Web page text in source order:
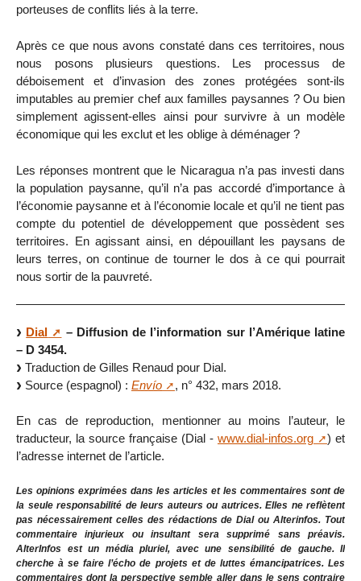
porteuses de conflits liés à la terre.
Après ce que nous avons constaté dans ces territoires, nous
nous posons plusieurs questions. Les processus de
déboisement et d’invasion des zones protégées sont-ils
imputables au premier chef aux familles paysannes ? Ou bien
simplement agissent-elles ainsi pour survivre à un modèle
économique qui les exclut et les oblige à déménager ?
Les réponses montrent que le Nicaragua n’a pas investi dans
la population paysanne, qu’il n’a pas accordé d’importance à
l’économie paysanne et à l’économie locale et qu’il ne tient pas
compte du potentiel de développement que possèdent ses
territoires. En agissant ainsi, en dépouillant les paysans de
leurs terres, on continue de tourner le dos à ce qui pourrait
nous sortir de la pauvreté.
Dial
– Diffusion de l’information sur l’Amérique latine
– D 3454.
Traduction de Gilles Renaud pour Dial.
Source (espagnol) : Envío , n° 432, mars 2018.
En cas de reproduction, mentionner au moins l’auteur, le
traducteur, la source française (Dial - www.dial-infos.org
) et
l’adresse internet de l’article.
Les opinions exprimées dans les articles et les commentaires sont de
la seule responsabilité de leurs auteurs ou autrices. Elles ne reflètent
pas nécessairement celles des rédactions de Dial ou Alterinfos. Tout
commentaire injurieux ou insultant sera supprimé sans préavis.
AlterInfos est un média pluriel, avec une sensibilité de gauche. Il
cherche à se faire l’écho de projets et de luttes émancipatrices. Les
commentaires dont la perspective semble aller dans le sens contraire